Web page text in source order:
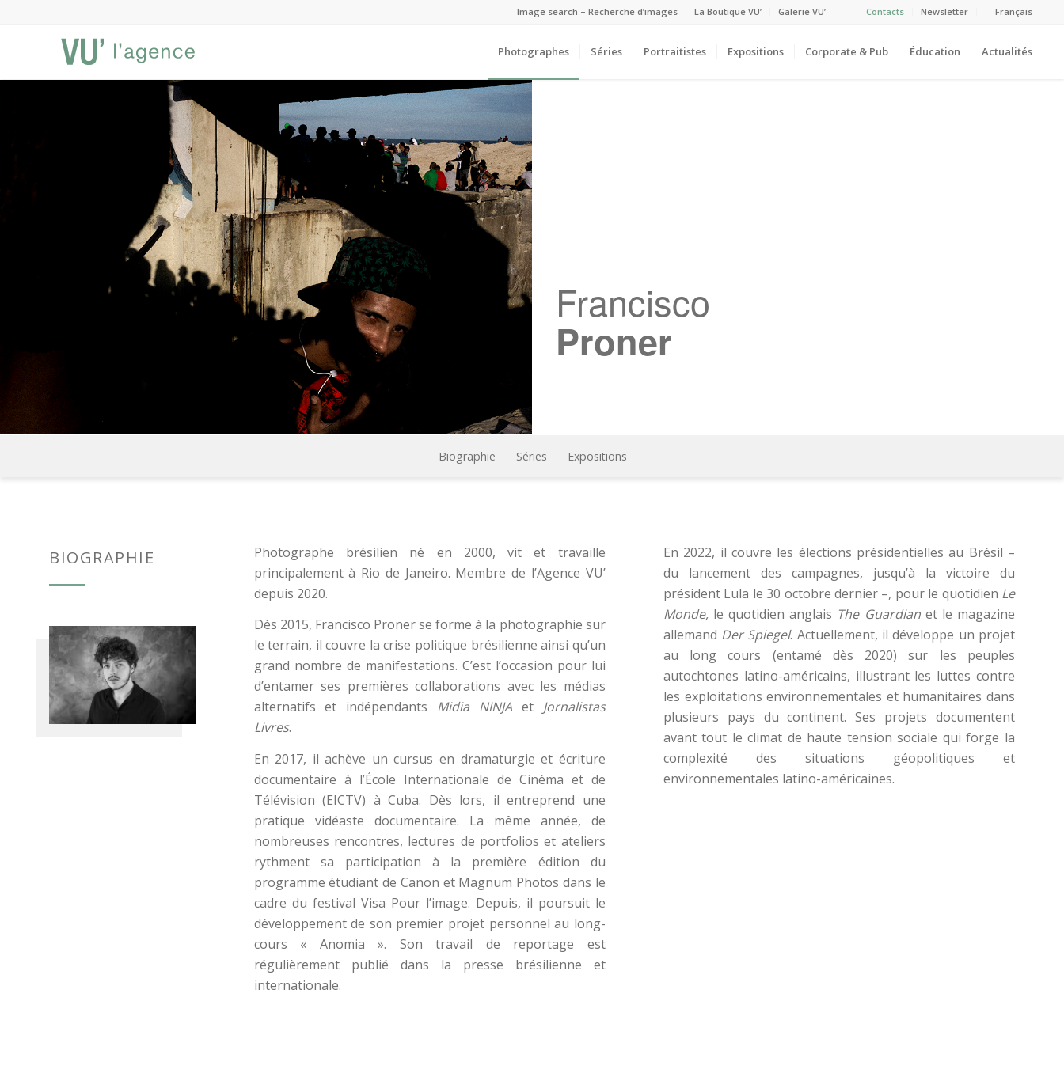
Image search – Recherche d’images La Boutique VU’ Galerie VU’ Contacts Newsletter Français
Photographes Séries Portraitistes Expositions Corporate & Pub Éducation Actualités
Francisco
Proner
Biographie Séries Expositions
BIOGRAPHIE
Photographe brésilien né en 2000, vit et travaille
principalement à Rio de Janeiro. Membre de l’Agence VU’
depuis 2020.
Dès 2015, Francisco Proner se forme à la photographie sur
le terrain, il couvre la crise politique brésilienne ainsi qu’un
grand nombre de manifestations. C’est l’occasion pour lui
d’entamer ses premières collaborations avec les médias
alternatifs et indépendants Midia NINJA et Jornalistas
Livres.
En 2017, il achève un cursus en dramaturgie et écriture
documentaire à l’École Internationale de Cinéma et de
Télévision (EICTV) à Cuba. Dès lors, il entreprend une
pratique vidéaste documentaire. La même année, de
nombreuses rencontres, lectures de portfolios et ateliers
rythment sa participation à la première édition du
programme étudiant de Canon et Magnum Photos dans le
cadre du festival Visa Pour l’image. Depuis, il poursuit le
développement de son premier projet personnel au long-
cours « Anomia ». Son travail de reportage est
régulièrement publié dans la presse brésilienne et
internationale.
En 2022, il couvre les élections présidentielles au Brésil –
du lancement des campagnes, jusqu’à la victoire du
président Lula le 30 octobre dernier –, pour le quotidien Le
Monde, le quotidien anglais The Guardianet le magazine
allemand Der Spiegel. Actuellement, il développe un projet
au long cours (entamé dès 2020) sur les peuples
autochtones latino-américains, illustrant les luttes contre
les exploitations environnementales et humanitaires dans
plusieurs pays du continent. Ses projets documentent
avant tout le climat de haute tension sociale qui forge la
complexité des situations géopolitiques et
environnementales latino-américaines.